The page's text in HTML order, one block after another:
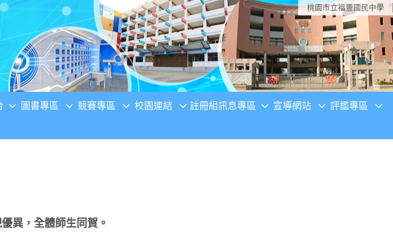
桃園市立福豐國民中學
圖書專區 競賽專區 校園連結 註冊組訊息專區 宣導網站 評鑑專區
異，全體師生同賀。